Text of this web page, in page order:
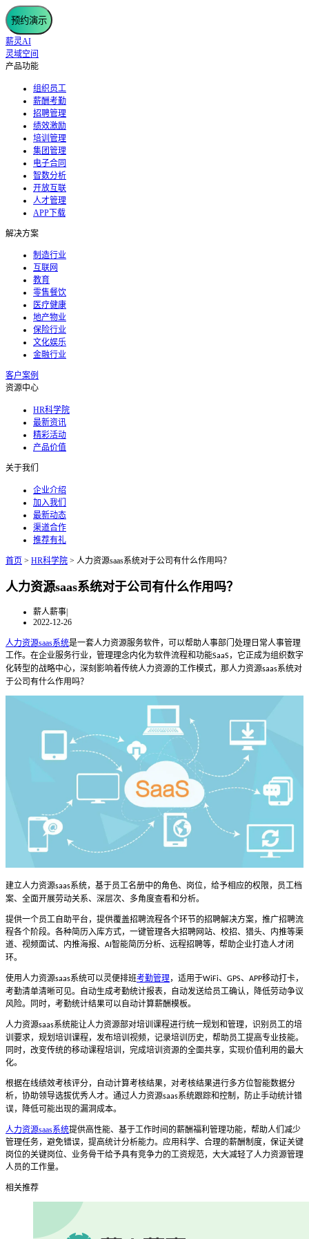
预约演示
薪灵AI
灵域空间
产品功能
组织员工
薪酬考勤
招聘管理
绩效激励
培训管理
集团管理
电子合同
智数分析
开放互联
人才管理
APP下载
解决方案
制造行业
互联网
教育
零售餐饮
医疗健康
地产物业
保险行业
文化娱乐
金融行业
客户案例
资源中心
HR科学院
最新资讯
精彩活动
产品价值
关于我们
企业介绍
加入我们
最新动态
渠道合作
推荐有礼
首页 > HR科学院 > 人力资源saas系统对于公司有什么作用吗？
人力资源saas系统对于公司有什么作用吗？
薪人薪事|
2022-12-26
人力资源saas系统是一套人力资源服务软件，可以帮助人事部门处理日常人事管理
工作。在企业服务行业，管理理念内化为软件流程和功能SaaS ，它正成为组织数字
化转型的战略中心，深刻影响着传统人力资源的工作模式，那人力资源saas系统对
于公司有什么作用吗？
建立人力资源saas系统，基于员工名册中的角色、岗位，给予相应的权限，员工档
案、全面开展劳动关系、深层次、多角度查看和分析。
提供一个员工自助平台，提供覆盖招聘流程各个环节的招聘解决方案，推广招聘流
程各个阶段。各种简历入库方式，一键管理各大招聘网站、校招、猎头、内推等渠
道、视频面试、内推海报、 AI智能简历分析、远程招聘等，帮助企业打造人才闭
环。
使用人力资源saas系统可以灵便排班考勤管理，适用于WiFi、 GPS、 APP移动打卡，
考勤清单清晰可见。自动生成考勤统计报表，自动发送给员工确认，降低劳动争议
风险。同时，考勤统计结果可以自动计算薪酬模板。
人力资源saas系统能让人力资源部对培训课程进行统一规划和管理，识别员工的培
训要求，规划培训课程，发布培训视频，记录培训历史，帮助员工提高专业技能。
同时，改变传统的移动课程培训，完成培训资源的全面共享，实现价值利用的最大
化。
根据在线绩效考核评分，自动计算考核结果，对考核结果进行多方位智能数据分
析，协助领导选拔优秀人才。通过人力资源saas系统跟踪和控制，防止手动统计错
误，降低可能出现的漏洞成本。
人力资源saas系统提供高性能、基于工作时间的薪酬福利管理功能，帮助人们减少
管理任务，避免错误，提高统计分析能力。应用科学、合理的薪酬制度，保证关键
岗位的关键岗位、业务骨干给予具有竞争力的工资规范，大大减轻了人力资源管理
人员的工作量。
相关推荐